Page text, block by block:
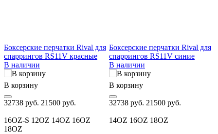
Боксерские перчатки Rival для
спаррингов RS11V красные
В наличии
В корзину
32738 руб. 21500 руб.
16OZ-S 12OZ 14OZ 16OZ
18OZ
Боксерские перчатки Rival для
спаррингов RS11V синие
В наличии
В корзину
32738 руб. 21500 руб.
14OZ 16OZ 18OZ